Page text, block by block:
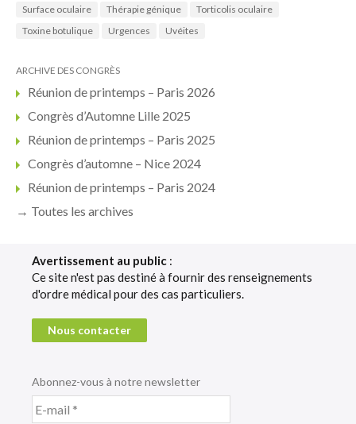
Surface oculaire
Thérapie génique
Torticolis oculaire
Toxine botulique
Urgences Uvéites
ARCHIVE DES CONGRÈS
Réunion de printemps – Paris 2026
Congrès d’Automne Lille 2025
Réunion de printemps – Paris 2025
Congrès d’automne – Nice 2024
Réunion de printemps – Paris 2024
→ Toutes les archives
Avertissement au public :
Ce site n'est pas destiné à fournir des renseignements
d'ordre médical pour des cas particuliers.
Nous contacter
Abonnez-vous à notre newsletter